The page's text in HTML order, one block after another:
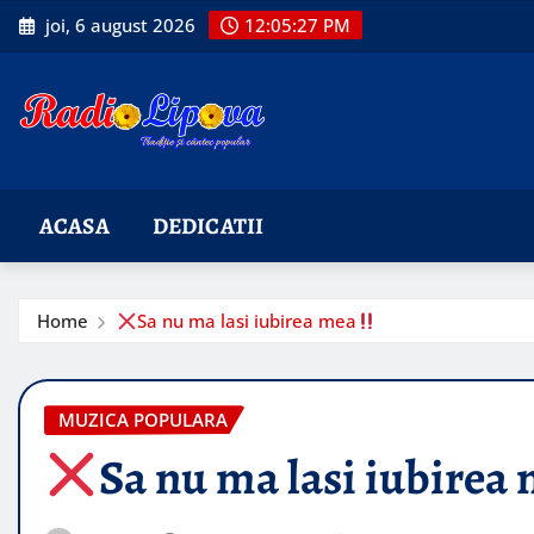
Skip
to
joi, 6 august 2026 12:05:28 PM
ACASA DEDICATII
Home Sa nu ma lasi iubirea mea
MUZICA POPULARA
Sa nu ma lasi iubirea